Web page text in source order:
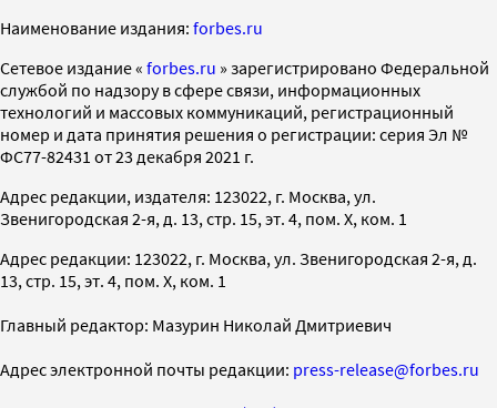
Наименование издания: forbes.ru
Cетевое издание « forbes.ru » зарегистрировано Федеральной
службой по надзору в сфере связи, информационных
технологий и массовых коммуникаций, регистрационный
номер и дата принятия решения о регистрации: серия Эл №
ФС77-82431 от 23 декабря 2021 г.
Адрес редакции, издателя: 123022, г. Москва, ул.
Звенигородская 2-я, д. 13, стр. 15, эт. 4, пом. X, ком. 1
Адрес редакции: 123022, г. Москва, ул. Звенигородская 2-я, д.
13, стр. 15, эт. 4, пом. X, ком. 1
Главный редактор: Мазурин Николай Дмитриевич
Адрес электронной почты редакции: press-release@forbes.ru